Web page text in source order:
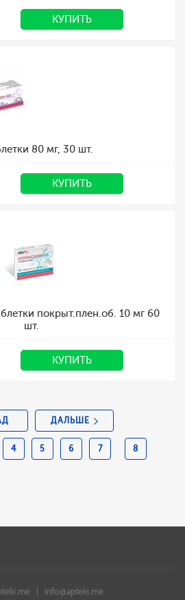
КУПИТЬ
80 мг, 30 шт.
КУПИТЬ
покрыт.плен.об. 10 мг 60
шт.
КУПИТЬ
4 5 6 7 8
ДАЛЬШЕ
| info@apteki.me